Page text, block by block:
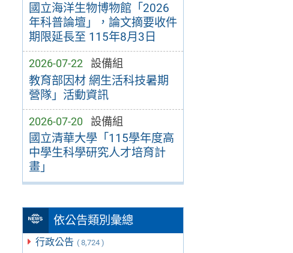
國立海洋生物博物館「2026
年科普論壇」，論文摘要收件
期限延長至 115年8月3日
2026-07-22 設備組
教育部因材 網生活科技暑期
營隊」活動資訊
2026-07-20 設備組
國立清華大學「115學年度高
中學生科學研究人才培育計
畫」
依公告類別彙總
行政公告 ( 8,724 )